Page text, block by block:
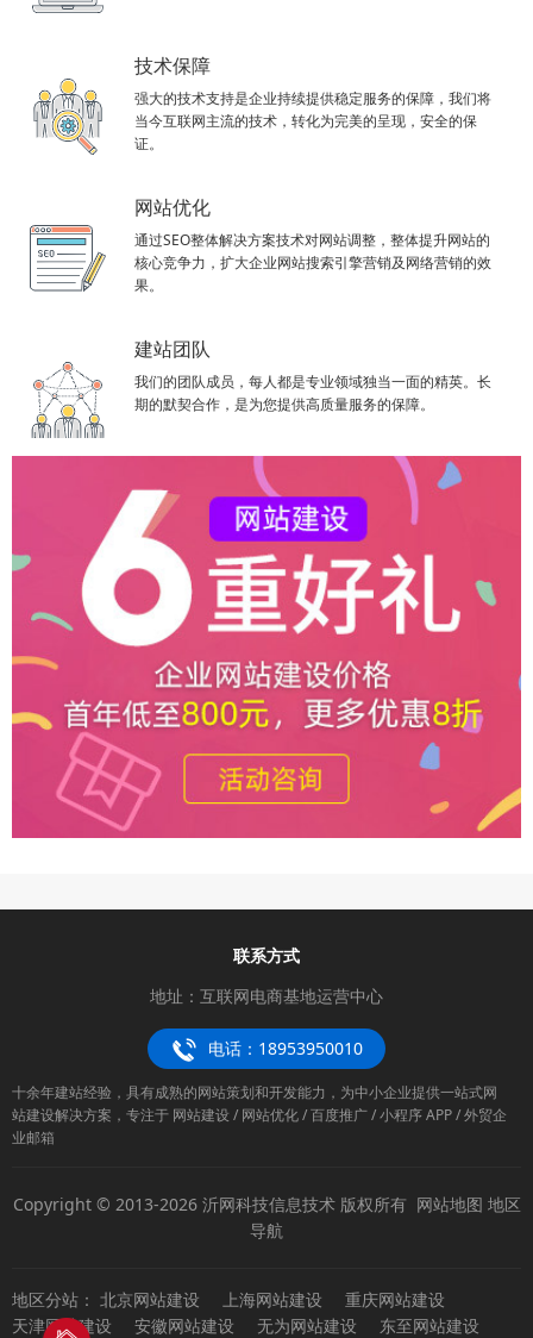
技术保障
强大的技术支持是企业持续提供稳定服务的保障，我们将
当今互联网主流的技术，转化为完美的呈现，安全的保
证。
网站优化
通过SEO整体解决方案技术对网站调整，整体提升网站的
核心竞争力，扩大企业网站搜索引擎营销及网络营销的效
果。
建站团队
我们的团队成员，每人都是专业领域独当一面的精英。长
期的默契合作，是为您提供高质量服务的保障。
联系方式
地址：互联网电商基地运营中心
电话：18953950010
十余年建站经验，具有成熟的网站策划和开发能力，为中小企业提供一站式网
站建设解决方案，专注于 网站建设 / 网站优化 / 百度推广 / 小程序 APP / 外贸企
业邮箱
Copyright © 2013-2026 沂网科技信息技术 版权所有 网站地图 地区
导航
地区分站： 北京网站建设 上海网站建设
重庆网站建设
天津网站建设
安徽网站建设 无为网站建设 东至网站建设